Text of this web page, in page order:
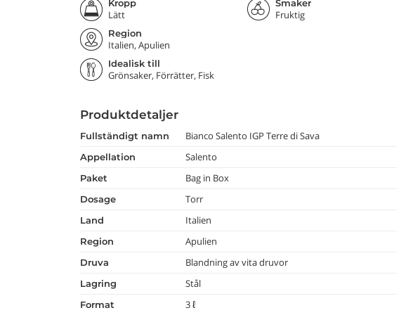
Kropp
Lätt
Smaker
Fruktig
Region
Italien, Apulien
Idealisk till
Grönsaker, Förrätter, Fisk
Produktdetaljer
fullständigt namn Bianco Salento IGP Terre di Sava
appellation Salento
paket Bag in Box
dosage Torr
land Italien
region Apulien
druva Blandning av vita druvor
lagring Stål
format 3 ℓ